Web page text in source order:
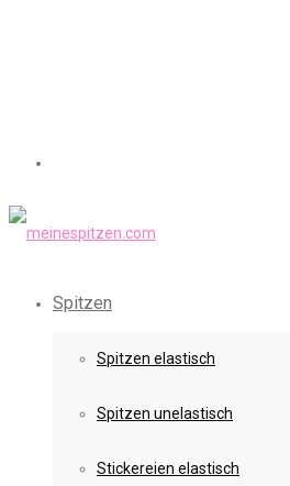
Spitzen
Spitzen elastisch
Spitzen unelastisch
Stickereien elastisch